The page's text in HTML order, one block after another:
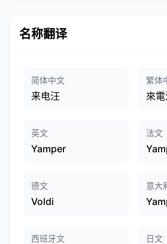
名称翻译
简体中文
来电汪
繁体
來
英文
Yamper
法文
德文
Voldi
意大
西班牙文 日文